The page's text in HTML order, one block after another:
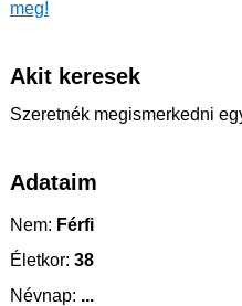
meg!
Akit keresek
Szeretnék megismerkedni
Adataim
Nem: Férfi
Életkor: 38
Névnap: ...